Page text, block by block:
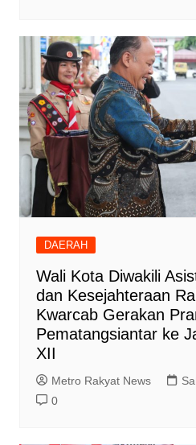
DAERAH
Wali Kota Diwakili
dan Kesejahteraan
Kwarcab Gerakan
Pematangsiantar ke
XII
Metro Rakyat News
0